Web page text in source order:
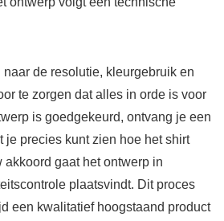
de resolutie, kleurgebruik en
te zorgen dat alles in orde is voor
is goedgekeurd, ontvang je een
je precies kunt zien hoe het shirt
gaat het ontwerp in
plaatsvindt. Dit proces
een kwalitatief hoogstaand product